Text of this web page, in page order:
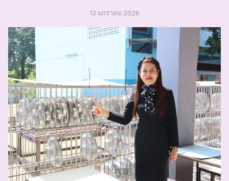
13 มกราคม 2026